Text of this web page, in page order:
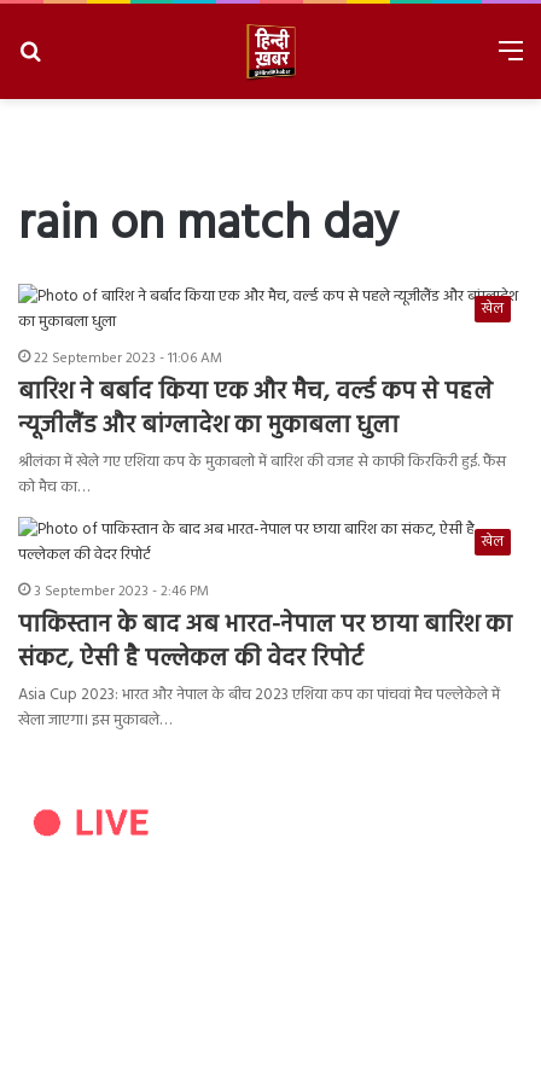
rain on match day
खेल
22 September 2023 - 11:06 AM
बारिश ने बर्बाद किया एक और मैच, वर्ल्ड कप से पहले
न्यूजीलैंड और बांग्लादेश का मुकाबला धुला
श्रीलंका में खेले गए एशिया कप के मुकाबलो में बारिश की वजह से काफी किरकिरी हुई. फैंस
को मैच का…
खेल
3 September 2023 - 2:46 PM
पाकिस्तान के बाद अब भारत-नेपाल पर छाया बारिश का
संकट, ऐसी है पल्लेकल की वेदर रिपोर्ट
Asia Cup 2023: भारत और नेपाल के बीच 2023 एशिया कप का पांचवां मैच पल्लेकेले में
खेला जाएगा। इस मुकाबले…